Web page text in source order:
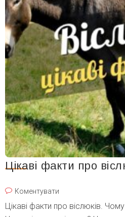
Цікаві факти про
Коментувати
Цікаві факти про віслюків.